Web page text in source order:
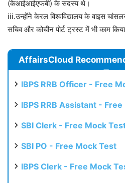
(केआईआईएफबी) के सदस्य थे।
iii.उन्होंने केरल विश्वविद्यालय के वाइस
सचिव और कोचीन पोर्ट ट्रस्ट में भी काम
AffairsCloud
Test
IBPS RRB Officer - Free
IBPS RRB Assistant -
SBI Clerk - Free Mock
SBI PO - Free Mock Test
IBPS Clerk - Free Mock